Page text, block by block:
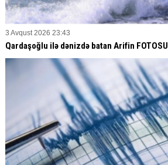
3 Avqust 2026 23:43
Qardaşoğlu ilə dənizdə batan Arifin FOTOSU